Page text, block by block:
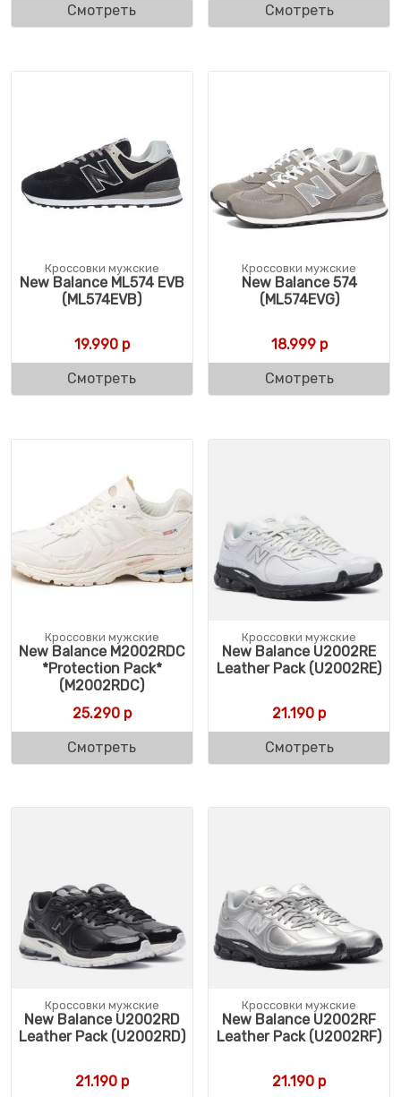
Смотреть
Смотреть
Кроссовки мужские
New Balance ML574 EVB
(ML574EVB)
19.990р
Смотреть
Кроссовки мужские
New Balance 574
(ML574EVG)
18.999р
Смотреть
Кроссовки мужские
New Balance M2002RDC
*Protection Pack*
(M2002RDC)
25.290р
Смотреть
Кроссовки мужские
New Balance U2002RE
Leather Pack (U2002RE)
21.190 р
Смотреть
Кроссовки мужские
New Balance U2002RD
Leather Pack (U2002RD)
21.190р
Кроссовки мужские
New Balance U2002RF
Leather Pack (U2002RF)
21.190 р